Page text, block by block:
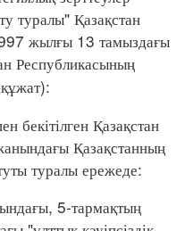
туралы" Қазақстан
жылғы 13 тамыздағы
Республикасының
Қазақстан
Қазақстанның
туралы ережеде:
5-тармақтың